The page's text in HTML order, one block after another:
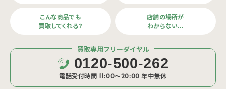
こんな商品でも
買取してくれる？
店舗の場所が
わからない…
買取専用フリーダイヤル
0120-500-262
電話受付時間 11:00〜20:00 年中無休